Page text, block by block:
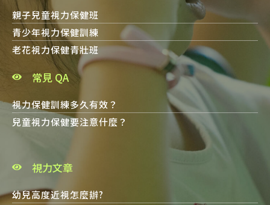
親子兒童視力保健班
青少年視力保健訓練
老花視力保健青壯班
常見 QA
視力保健訓練多久有效？
兒童視力保健要注意什麼？
視力文章
幼兒高度近視怎麼辦?